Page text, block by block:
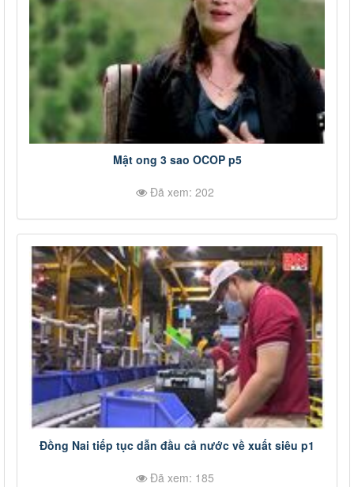
Mật ong 3 sao OCOP p5
Đã xem: 202
Đồng Nai tiếp tục dẫn đầu cả nước về xuất siêu p1
Đã xem: 185